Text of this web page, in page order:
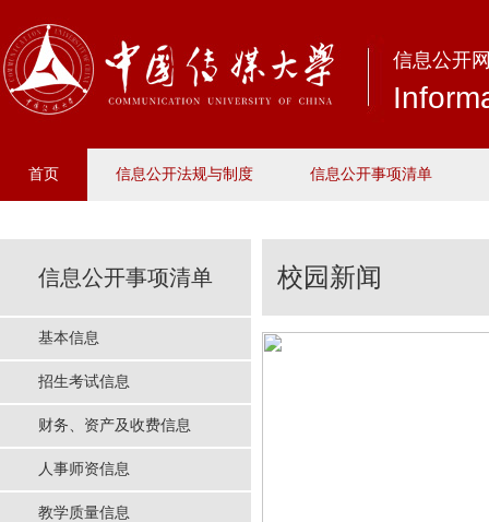
信息公开
首页 信息公开法规与制度 信息公开事项清单
信息公开事项清单
基本信息
招生考试信息
财务、资产及收费信息
人事师资信息
教学质量信息
校园新闻